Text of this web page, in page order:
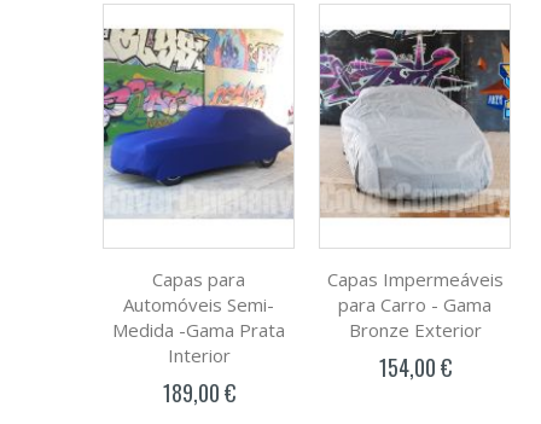
Capas para
Automóveis Semi-
Medida -Gama Prata
Interior
189,00 €
Capas Impermeáveis
para Carro - Gama
Bronze Exterior
154,00 €